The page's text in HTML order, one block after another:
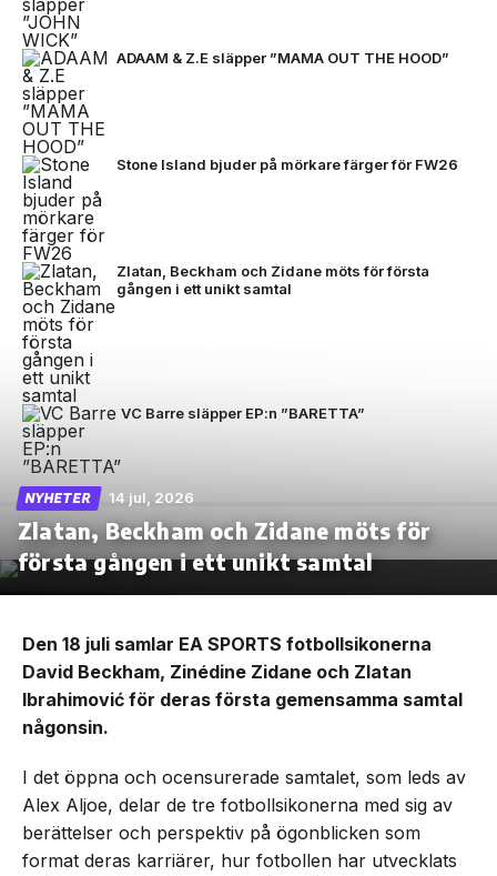
ADAAM & Z.E släpper ”MAMA OUT THE HOOD”
Stone Island bjuder på mörkare färger för FW26
Zlatan, Beckham och Zidane möts för första
gången i ett unikt samtal
VC Barre släpper EP:n ”BARETTA”
NYHETER 14 jul, 2026
Zlatan, Beckham och Zidane möts för
första gången i ett unikt samtal
Den 18 juli samlar EA SPORTS fotbollsikonerna
David Beckham, Zinédine Zidane och Zlatan
Ibrahimović för deras första gemensamma samtal
någonsin.
I det öppna och ocensurerade samtalet, som leds av
Alex Aljoe, delar de tre fotbollsikonerna med sig av
berättelser och perspektiv på ögonblicken som
format deras karriärer, hur fotbollen har utvecklats